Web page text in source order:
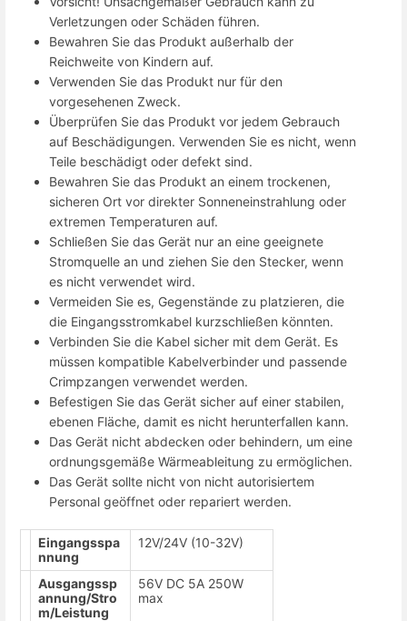
Verletzungen oder Schäden führen.
Bewahren Sie das Produkt außerhalb der
Reichweite von Kindern auf.
Verwenden Sie das Produkt nur für den
vorgesehenen Zweck.
Überprüfen Sie das Produkt vor jedem Gebrauch
auf Beschädigungen. Verwenden Sie es nicht, wenn
Teile beschädigt oder defekt sind.
Bewahren Sie das Produkt an einem trockenen,
sicheren Ort vor direkter Sonneneinstrahlung oder
extremen Temperaturen auf.
Schließen Sie das Gerät nur an eine geeignete
Stromquelle an und ziehen Sie den Stecker, wenn
es nicht verwendet wird.
Vermeiden Sie es, Gegenstände zu platzieren, die
die Eingangsstromkabel kurzschließen könnten.
Verbinden Sie die Kabel sicher mit dem Gerät. Es
müssen kompatible Kabelverbinder und passende
Crimpzangen verwendet werden.
Befestigen Sie das Gerät sicher auf einer stabilen,
ebenen Fläche, damit es nicht herunterfallen kann.
Das Gerät nicht abdecken oder behindern, um eine
ordnungsgemäße Wärmeableitung zu ermöglichen.
Das Gerät sollte nicht von nicht autorisiertem
Personal geöffnet oder repariert werden.
Eingangsspa
nnung
12V/24V (10-32V)
Ausgangssp
annung/Stro
m/Leistung
56V DC 5A 250W
max